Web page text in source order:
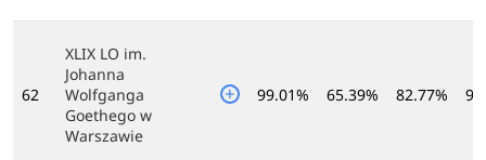
62
XLIX LO im.
Johanna
Wolfganga
Goethego w
Warszawie
99.01% 65.39% 82.77%